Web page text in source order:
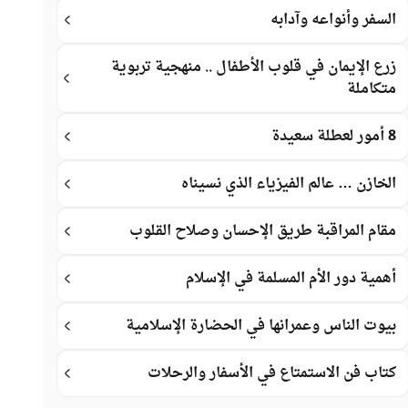
السفر وأنواعه وآدابه
زرع الإيمان في قلوب الأطفال .. منهجية تربوية
متكاملة
8 أمور لعطلة سعيدة
الخازن … عالم الفيزياء الذي نسيناه
مقام المراقبة طريق الإحسان وصلاح القلوب
أهمية دور الأم المسلمة في الإسلام
بيوت الناس وعمرانها في الحضارة الإسلامية
كتاب فن الاستمتاع في الأسفار والرحلات